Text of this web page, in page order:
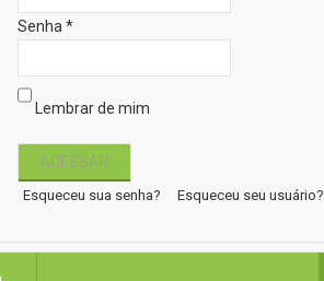
Senha *
Lembrar de mim
Esqueceu sua senha? Esqueceu seu usuário?